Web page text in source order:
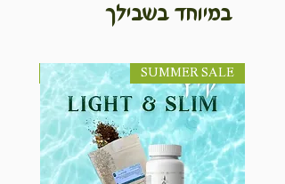
במיוחד בשבילך
SUMMER SALE